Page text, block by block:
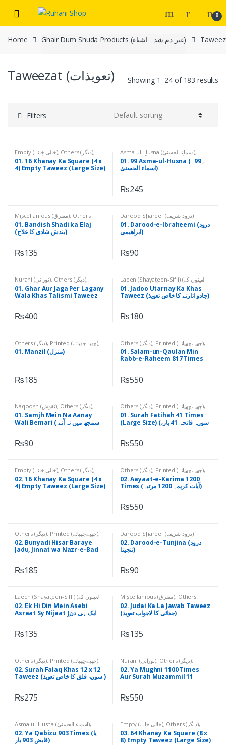
navigation
content
0
Home Ghair Dum Shuda Products (غیر دم شدہ اشیاء)
Taweezat (تعویذات) Showing 1–24 of 183 results
Filters
Empty (خالی خانے), Others (دیگر),
Printed (چھپےچھپائے)
01. 16 Khanay Ka Square (4 x
4) Empty Taweez (Large Size)
Asma-ul-Husna (اسماء الحسنیٰ),
01. 99 Asma-ul-Husna (۔99۔
اسماء الحسنیٰ)
₨245
Miscellanious (متفرق), Others
(دیگر),
01. Bandish Shadi ka Elaj
(بندش شادی کا علاج)
₨135
Darood Shareef (درود شریف),
Others (دیگر),
01. Darood-e-Ibraheemi (درود
ابراھیمی)
₨90
Nurani (نورانی), Others (دیگر),
01. Ghar Aur Jaga Per Lagany
Wala Khas Talismi Taweez
₨400
Laeen (Shayateen-Sifli) (لعینوں کے
, Printed
(چھپےچھپائے)
01. Jadoo Utarnay Ka Khas
Taweez (جادو اتارنے کا خاص تعویذ)
₨180
Others (دیگر), Printed (چھپےچھپائے),
Qurani Suratain & Aayaat (قرآنی
سورتیں اور آیات) 01. Manzil (منزل)
₨185
Others (دیگر), Printed (چھپےچھپائے),
Qurani Aayaat (قرآنی آیات)
01. Salam-un-Qaulan Min
Rabb-e-Raheem 817 Times
₨550
Naqoosh (نقوش), Others (دیگر),
Printed (چھپےچھپائے)
01. Samjh Mein Na Aanay
Wali Bemari ( سمجھ میں نہ آنے
₨90
Others (دیگر), Printed (چھپےچھپائے),
Qurani Suratain (قرآنی سورتیں)
01. Surah Fatihah 41 Times
(Large Size) (سورہ فاتحہ 41 بار،
₨550
Empty (خالی خانے), Others (دیگر),
Printed (چھپےچھپائے)
02. 16 Khanay Ka Square (4 x
4) Empty Taweez (Large Size)
Others (دیگر), Printed (چھپےچھپائے),
Qurani Aayaat (قرآنی آیات)
02. Aayaat-e-Karima 1200
Times (آیات کریمہ 1200 مرتبہ)
₨550
Others (دیگر), Printed (چھپےچھپائے),
Qurani Suratain & Aayaat (قرآنی
سورتیں اور آیات)
02. Bunyadi Hisar Baraye
Jadu, Jinnat wa Nazr-e-Bad
₨185
Darood Shareef (درود شریف),
Others (دیگر),
02. Darood-e-Tunjina (درود
تنجینا)
₨90
Laeen (Shayateen-Sifli) (لعینوں کے
نام) , Others (دیگر), Printed
02. Ek Hi Din Mein Asebi
Asraat Sy Nijaat (ایک ہی دن
₨135
Miscellanious (متفرق), Others
(دیگر)
02. Judai Ka La Jawab Taweez
(جدائی کا لاجواب تعویذ)
₨135
Others (دیگر), Printed (چھپےچھپائے),
Qurani Suratain (قرآنی سورتیں)
02. Surah Falaq Khas 12 x 12
Taweez (سورۃ فلق کا خاص تعویذ )
₨275
Nurani (نورانی), Others (دیگر),
Printed (چھپےچھپائے)
02. Ya Mughni 1100 Times
Aur Surah Muzammil 11
₨550
Asma-ul-Husna (اسماء الحسنیٰ),
,
02. Ya Qabizu 903 Times (یا
قابض 903 بار)
Empty (خالی خانے), Others (دیگر),
Printed (چھپےچھپائے)
03. 64 Khanay Ka Square (8 x
8) Empty Taweez (Large Size)